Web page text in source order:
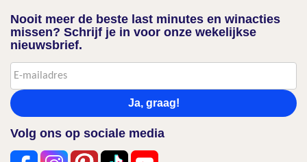
Nooit meer de beste last minutes en winacties
missen? Schrijf je in voor onze wekelijkse
nieuwsbrief.
Ja, graag!
Volg ons op sociale media